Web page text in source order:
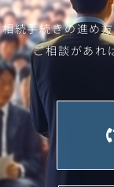
相続手続きの進め
ご相談があれ